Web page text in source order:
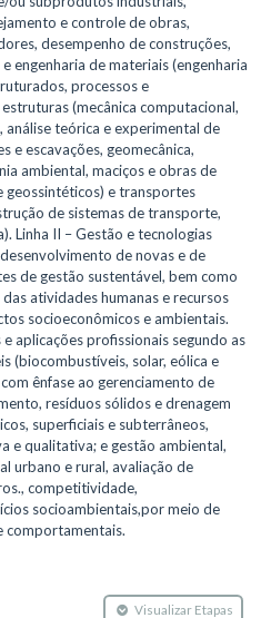
e controle de obras,
desempenho de construções,
engenharia de materiais (engenharia
processos e
(mecânica computacional,
análise teórica e experimental de
e escavações, geomecânica,
ambiental, maciços e obras de
geossintéticos) e transportes
de sistemas de transporte,
Linha II – Gestão e tecnologias
de novas e de
de gestão sustentável, bem como
atividades humanas e recursos
socioeconômicos e ambientais.
aplicações profissionais segundo as
(biocombustíveis, solar, eólica e
ênfase ao gerenciamento de
resíduos sólidos e drenagem
superficiais e subterrâneos,
e qualitativa; e gestão ambiental,
urbano e rural, avaliação de
competitividade,
socioambientais,por meio de
comportamentais.
Visualizar Etapas